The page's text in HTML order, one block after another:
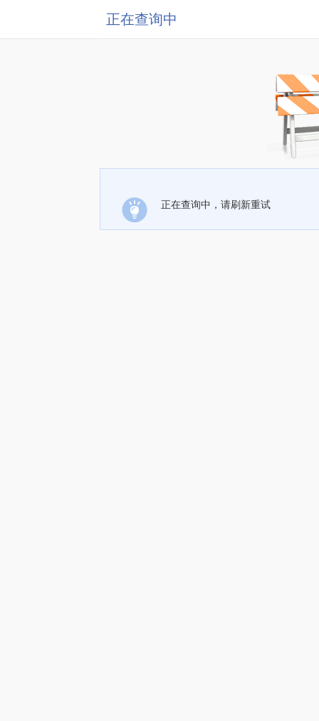
正在查询中
正在查询中，请刷新重试